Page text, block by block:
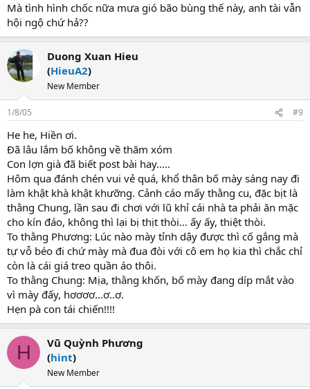
Mà tình hình chốc nữa mưa gió bão bùng thế này, anh tài vẫn
hội ngộ chứ hả??
Duong Xuan Hieu
(HieuA2)
New Member
1/8/05 #9
He he, Hiền ơi.
Đã lâu lắm bố không về thăm xóm
Con lợn già đã biết post bài hay.....
Hôm qua đánh chén vui vẻ quá, khổ thân bố mày sáng nay đi
làm khật khà khật khưỡng. Cảnh cáo mấy thằng cu, đặc bịt là
thằng Chung, lần sau đi chơi với lũ khỉ cái nhà ta phải ăn mặc
cho kín đáo, không thì lại bị thịt thòi... ấy ấy, thiệt thòi.
To thằng Phương: Lúc nào mày tỉnh dậy được thì cố gắng mà
tự vỗ béo đi chứ mày mà đua đòi với cô em họ kia thì chắc chỉ
còn là cái giá treo quần áo thôi.
To thằng Chung: Mịa, thằng khốn, bố mày đang díp mắt vào
vì mày đấy, hơơơơ...ơ..ơ.
Hẹn pà con tái chiến!!!!
H
Vũ Quỳnh Phương
(hint)
New Member